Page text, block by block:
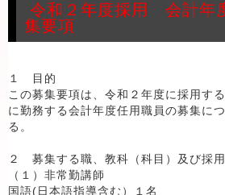
令和２年度採用 会計年
集要項
１ 目的
この募集要項は、令和２年度に採用す
に勤務する会計年度任用職員の募集に
る。
２ 募集する職、教科（科目）及び採
（１）非常勤講師
国語(日本語指導含む）１名